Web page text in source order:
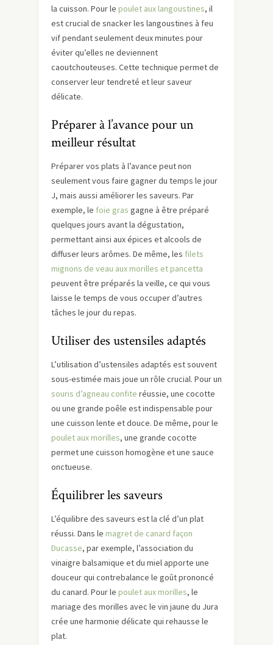
la cuisson. Pour le poulet aux langoustines, il
est crucial de snacker les langoustines à feu
vif pendant seulement deux minutes pour
éviter qu’elles ne deviennent
caoutchouteuses. Cette technique permet de
conserver leur tendreté et leur saveur
délicate.
Préparer à l’avance pour un
meilleur résultat
Préparer vos plats à l’avance peut non
seulement vous faire gagner du temps le jour
J, mais aussi améliorer les saveurs. Par
exemple, le foie gras gagne à être préparé
quelques jours avant la dégustation,
permettant ainsi aux épices et alcools de
diffuser leurs arômes. De même, les filets
mignons de veau aux morilles et pancetta
peuvent être préparés la veille, ce qui vous
laisse le temps de vous occuper d’autres
tâches le jour du repas.
Utiliser des ustensiles adaptés
L’utilisation d’ustensiles adaptés est souvent
sous-estimée mais joue un rôle crucial. Pour un
souris d’agneau confite réussie, une cocotte
ou une grande poêle est indispensable pour
une cuisson lente et douce. De même, pour le
poulet aux morilles, une grande cocotte
permet une cuisson homogène et une sauce
onctueuse.
Équilibrer les saveurs
L’équilibre des saveurs est la clé d’un plat
réussi. Dans le magret de canard façon
Ducasse, par exemple, l’association du
vinaigre balsamique et du miel apporte une
douceur qui contrebalance le goût prononcé
du canard. Pour le poulet aux morilles, le
mariage des morilles avec le vin jaune du Jura
crée une harmonie délicate qui rehausse le
plat.